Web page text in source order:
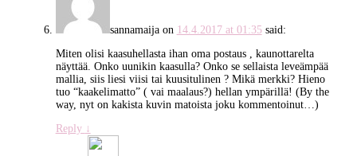
sannamaijaon 14.4.2017 at 01:35 said:
Miten olisi kaasuhellasta ihan oma postaus , kaunottarelta
näyttää. Onko uunikin kaasulla? Onko se sellaista leveämpää
mallia, siis liesi viisi tai kuusitulinen ? Mikä merkki? Hieno
tuo “kaakelimatto” ( vai maalaus?) hellan ympärillä! (By the
way, nyt on kakista kuvin matoista joku kommentoinut…)
Reply ↓